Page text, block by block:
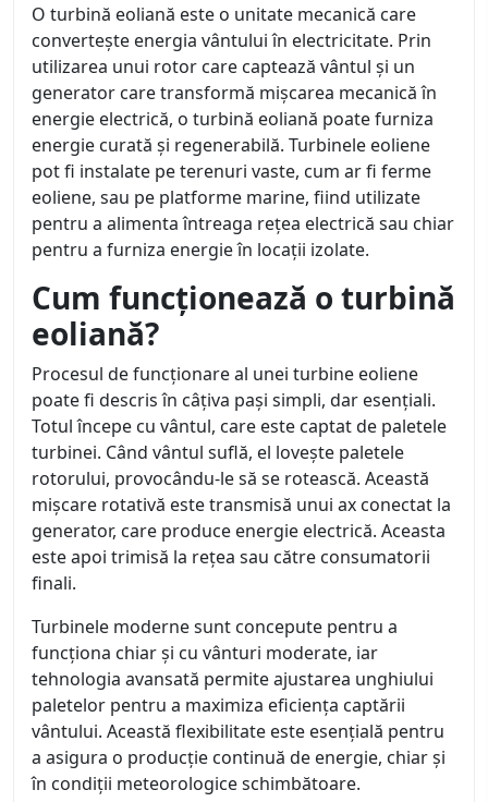
O turbină eoliană este o unitate mecanică care
convertește energia vântului în electricitate. Prin
utilizarea unui rotor care captează vântul și un
generator care transformă mișcarea mecanică în
energie electrică, o turbină eoliană poate furniza
energie curată și regenerabilă. Turbinele eoliene
pot fi instalate pe terenuri vaste, cum ar fi ferme
eoliene, sau pe platforme marine, fiind utilizate
pentru a alimenta întreaga rețea electrică sau chiar
pentru a furniza energie în locații izolate.
Cum funcționează o turbină
eoliană?
Procesul de funcționare al unei turbine eoliene
poate fi descris în câțiva pași simpli, dar esențiali.
Totul începe cu vântul, care este captat de paletele
turbinei. Când vântul suflă, el lovește paletele
rotorului, provocându-le să se rotească. Această
mișcare rotativă este transmisă unui ax conectat la
generator, care produce energie electrică. Aceasta
este apoi trimisă la rețea sau către consumatorii
finali.
Turbinele moderne sunt concepute pentru a
funcționa chiar și cu vânturi moderate, iar
tehnologia avansată permite ajustarea unghiului
paletelor pentru a maximiza eficiența captării
vântului. Această flexibilitate este esențială pentru
a asigura o producție continuă de energie, chiar și
în condiții meteorologice schimbătoare.